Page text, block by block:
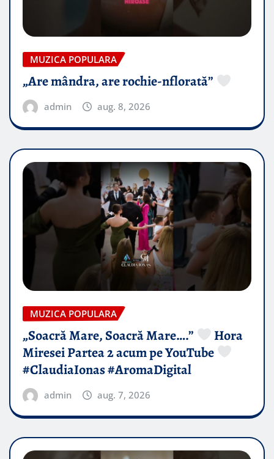
MUZICA POPULARA
„Are mândra, are rochie-nflorată”
admin aug. 8, 2026
MUZICA POPULARA
„Soacră Mare, Soacră Mare….”
Hora
Miresei Partea 2 acum pe YouTube
#ClaudiaIonas #AromaDigital
admin aug. 7, 2026